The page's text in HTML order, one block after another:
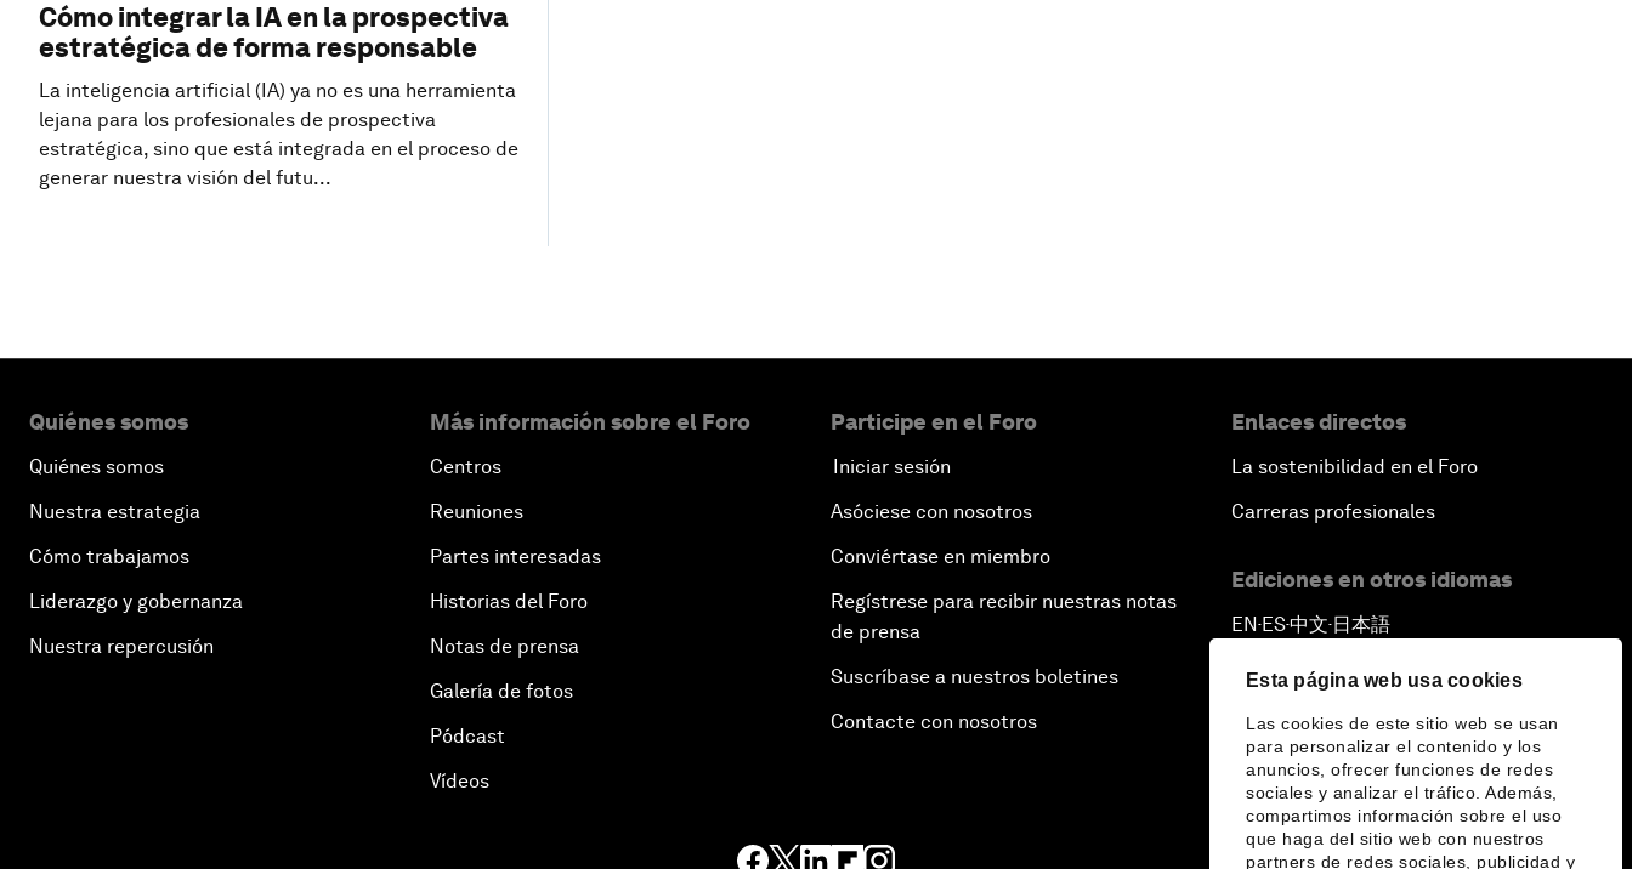
Esta página web usa cookies
Las cookies de este sitio web se usan
para personalizar el contenido y los
anuncios, ofrecer funciones de redes
sociales y analizar el tráfico. Además,
compartimos información sobre el uso
que haga del sitio web con nuestros
partners de redes sociales, publicidad y
Cómo integrar la IA en la prospectiva
estratégica de forma responsable
La inteligencia artificial (IA) ya no es una herramienta
lejana para los profesionales de prospectiva
estratégica, sino que está integrada en el proceso de
generar nuestra visión del futu...
Quiénes somos
Quiénes somos
Nuestra estrategia
Cómo trabajamos
Liderazgo y gobernanza
Nuestra repercusión
Más información sobre el Foro
Centros
Reuniones
Partes interesadas
Historias del Foro
Notas de prensa
Galería de fotos
Pódcast
Vídeos
Participe en el Foro
Iniciar sesión
Asóciese con nosotros
Conviértase en miembro
Regístrese para recibir nuestras notas
de prensa
Suscríbase a nuestros boletines
Contacte con nosotros
Enlaces directos
La sostenibilidad en el Foro
Carreras profesionales
Ediciones en otros idiomas
EN ▪ ES▪中文▪ 日本語